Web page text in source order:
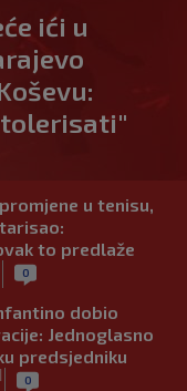
ići u
tolerisati"
u tenisu,
to predlaže
0
dobio
Jednoglasno
predsjedniku
| 0